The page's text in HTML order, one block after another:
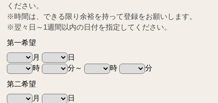
ください。
※時間は、できる限り余裕を持って登録をお願いします。
※翌々日～1週間以内の日付を指定してください。
第一希望
月
日
時
分～ 時
分
第二希望
月
日